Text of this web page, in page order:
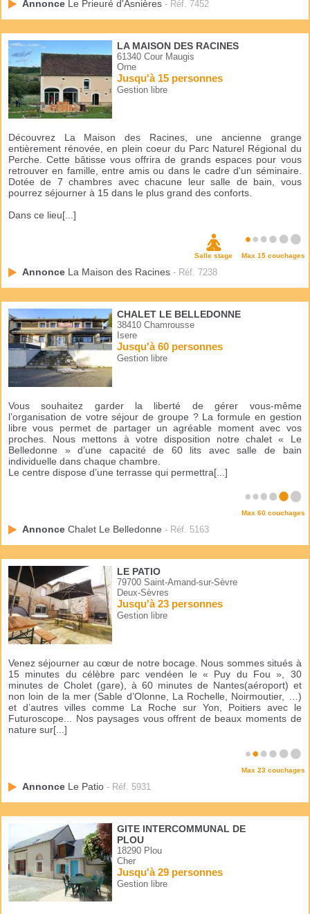
Annonce Le Prieuré d'Asnières - Réf. 7452
LA MAISON DES RACINES
61340 Cour Maugis
Orne
Jusqu'à 15 personnes
Gestion libre
Découvrez La Maison des Racines, une ancienne grange
entièrement rénovée, en plein coeur du Parc Naturel Régional du
Perche. Cette bâtisse vous offrira de grands espaces pour vous
retrouver en famille, entre amis ou dans le cadre d'un séminaire.
Dotée de 7 chambres avec chacune leur salle de bain, vous
pourrez séjourner à 15 dans le plus grand des conforts.
Dans ce lieu[...]
Salle stage Max 15 couchages
Annonce La Maison des Racines - Réf. 7238
CHALET LE BELLEDONNE
38410 Chamrousse
Isere
Jusqu'à 60 personnes
Gestion libre
Vous souhaitez garder la liberté de gérer vous-même
l’organisation de votre séjour de groupe ? La formule en gestion
libre vous permet de partager un agréable moment avec vos
proches. Nous mettons à votre disposition notre chalet « Le
Belledonne » d’une capacité de 60 lits avec salle de bain
individuelle dans chaque chambre.
Le centre dispose d’une terrasse qui permettra[...]
Max 60 couchages
Annonce Chalet Le Belledonne - Réf. 5163
LE PATIO
79700 Saint-Amand-sur-Sèvre
Deux-Sèvres
Jusqu'à 23 personnes
Gestion libre
Venez séjourner au cœur de notre bocage. Nous sommes situés à
15 minutes du célèbre parc vendéen le « Puy du Fou », 30
minutes de Cholet (gare), à 60 minutes de Nantes(aéroport) et
non loin de la mer (Sable d’Olonne, La Rochelle, Noirmoutier, …)
et d’autres villes comme La Roche sur Yon, Poitiers avec le
Futuroscope... Nos paysages vous offrent de beaux moments de
nature sur[...]
Max 23 couchages
Annonce Le Patio - Réf. 5931
GITE INTERCOMMUNAL DE
PLOU
18290 Plou
Cher
Jusqu'à 29 personnes
Gestion libre